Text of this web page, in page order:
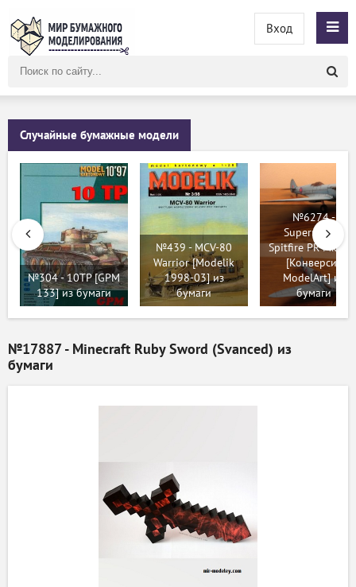
сайту
Вход
Случайные бумажные модели
№304 - 10TP [GPM
133] из бумаги
№439 - MCV-80
Warrior [Modelik
1998-03] из
бумаги
№6274 -
Supermarine
Spitfire PR Mk.
[Конверсия
ModelArt] из
бумаги
№17887 - Minecraft Ruby Sword (Svanced) из
бумаги